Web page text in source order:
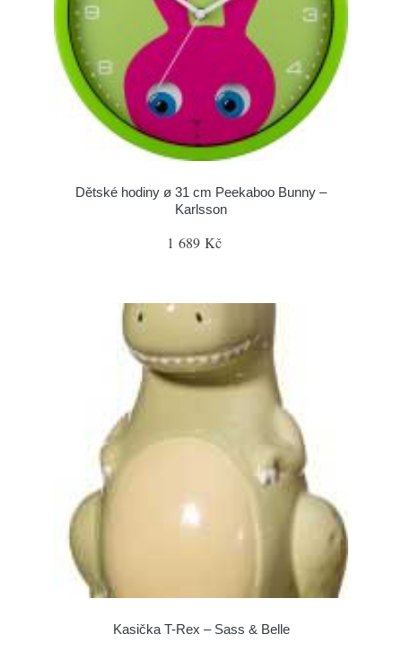
Dětské hodiny ø 31 cm Peekaboo Bunny –
Karlsson
1 689 Kč
Kasička T-Rex – Sass & Belle